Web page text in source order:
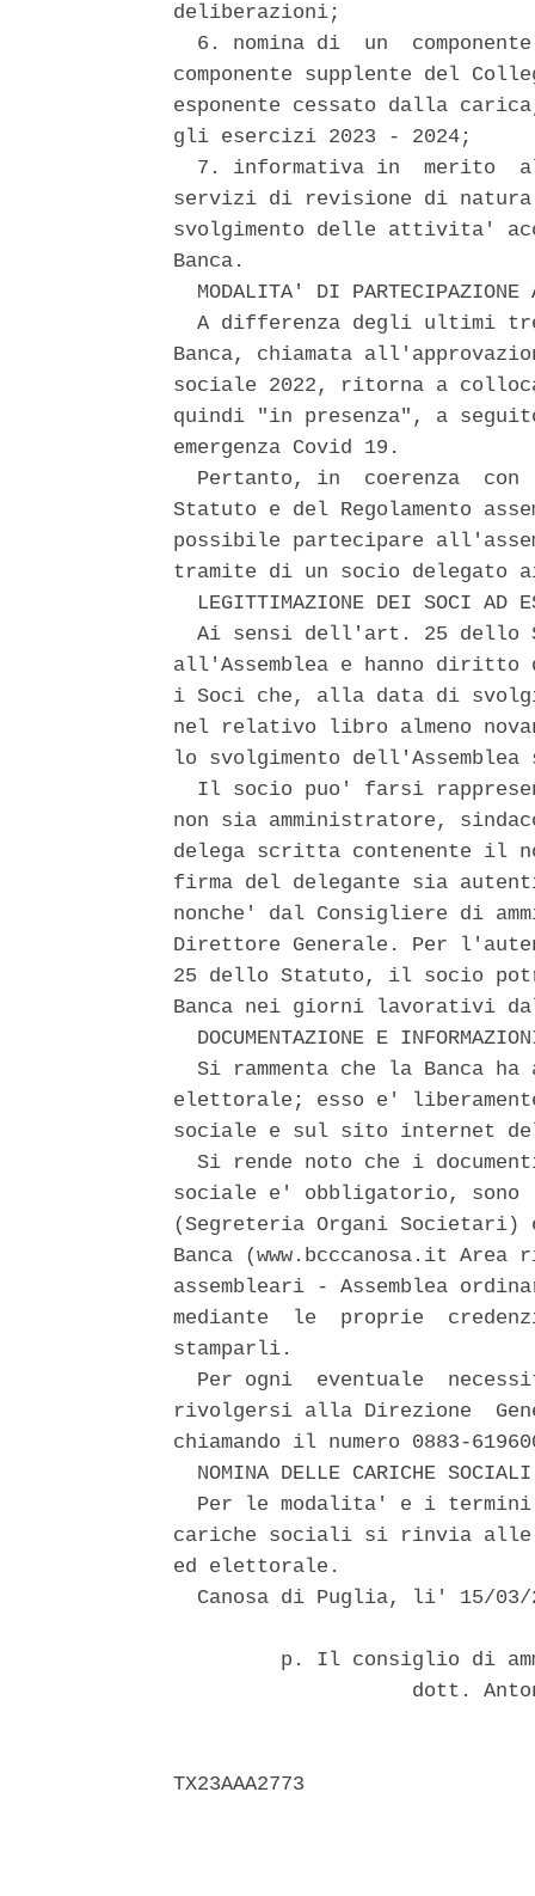
deliberazioni;
6. nomina di  un
componente supplente del
esponente cessato dalla
gli esercizi 2023 - 2024;
7. informativa in  merito
servizi di revisione di
svolgimento delle attivita'
Banca.
MODALITA' DI
A differenza degli ultimi
Banca, chiamata
sociale 2022, ritorna a
quindi "in presenza", a
emergenza Covid 19.
Pertanto, in  coerenza  con
Statuto e del Regolamento
possibile partecipare
tramite di un socio
LEGITTIMAZIONE DEI SOCI AD
Ai sensi dell'art. 25 dello
all'Assemblea e hanno
i Soci che, alla data di
nel relativo libro almeno
lo svolgimento
Il socio puo' farsi
non sia amministratore,
delega scritta contenente il
firma del delegante sia
nonche' dal Consigliere di
Direttore Generale. Per
25 dello Statuto, il socio
Banca nei giorni lavorativi
DOCUMENTAZIONE E
Si rammenta che la Banca ha
elettorale; esso e'
sociale e sul sito internet
Si rende noto che i
sociale e' obbligatorio,
(Segreteria Organi
Banca (www.bcccanosa.it
assembleari - Assemblea
mediante  le  proprie
stamparli.
Per ogni  eventuale
rivolgersi alla Direzione
chiamando il numero 0883-
NOMINA DELLE CARICHE
Per le modalita' e i
cariche sociali si rinvia alle
ed elettorale.
Canosa di Puglia, li' 15/
p. Il consiglio di
dott.